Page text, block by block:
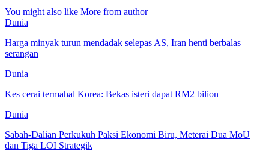
You might also like More from author
Dunia
Harga minyak turun mendadak selepas AS, Iran henti berbalas
serangan
Dunia
Kes cerai termahal Korea: Bekas isteri dapat RM2 bilion
Dunia
Sabah-Dalian Perkukuh Paksi Ekonomi Biru, Meterai Dua MoU
dan Tiga LOI Strategik